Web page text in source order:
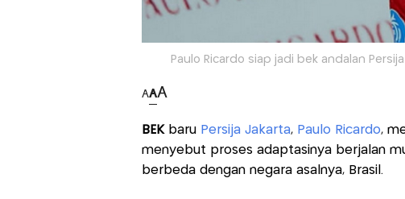
Paulo Ricardo siap jadi bek andalan
AAA
BEK baru Persija Jakarta,Paulo Ricardo,
menyebut proses adaptasinya berjalan
berbeda dengan negara asalnya, Brasil.